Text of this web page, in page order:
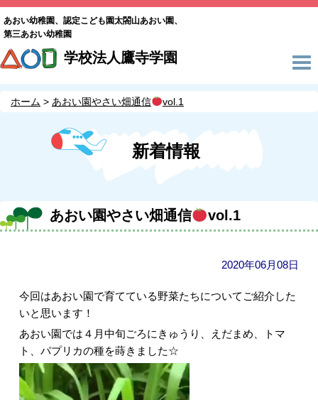
あおい幼稚園、認定こども園太閤山あおい園、
第三あおい幼稚園
学校法人鷹寺学園
ホーム あおい園やさい畑通信 vol.1
新着情報
あおい園やさい畑通信 vol.1
2020年06月08日
今回はあおい園で育てている野菜たちについてご紹介した
いと思います！
あおい園では４月中旬ごろにきゅうり、えだまめ、トマ
ト、パプリカの種を蒔きました☆